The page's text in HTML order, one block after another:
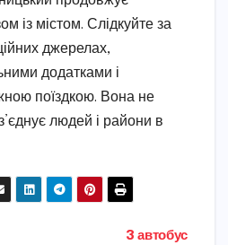
із містом. Слідкуйте за
джерелах,
додатками і
поїздкою. Вона не
людей і райони в
3 автобус